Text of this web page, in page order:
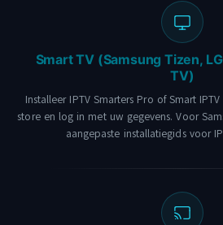
Smart TV (Samsung Tizen,
TV)
Installeer IPTV Smarters Pro of Smart
store en log in met uw gegevens. Voor
aangepaste installatiegids voor